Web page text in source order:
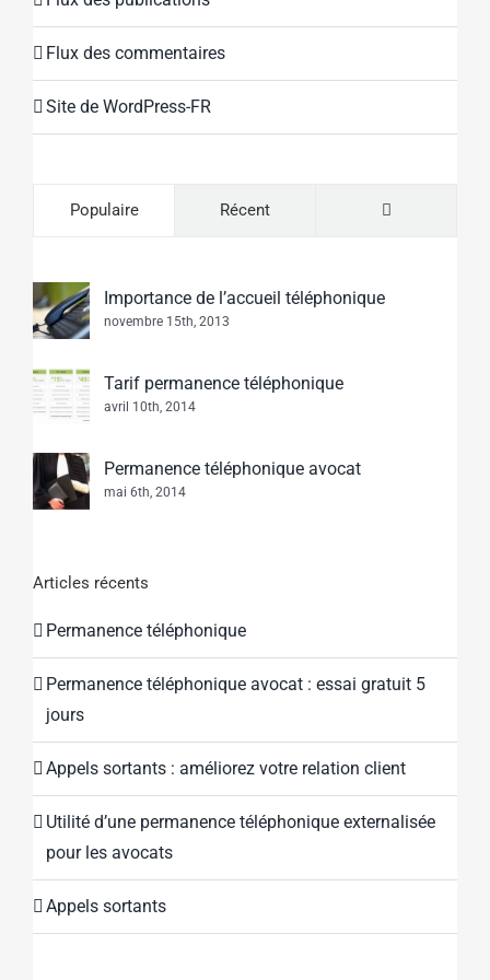
Flux des commentaires
Site de WordPress-FR
Populaire Récent
Importance de l’accueil téléphonique
novembre 15th, 2013
Tarif permanence téléphonique
avril 10th, 2014
Permanence téléphonique avocat
mai 6th, 2014
Articles récents
Permanence téléphonique
Permanence téléphonique avocat : essai gratuit 5
jours
Appels sortants : améliorez votre relation client
Utilité d’une permanence téléphonique externalisée
pour les avocats
Appels sortants